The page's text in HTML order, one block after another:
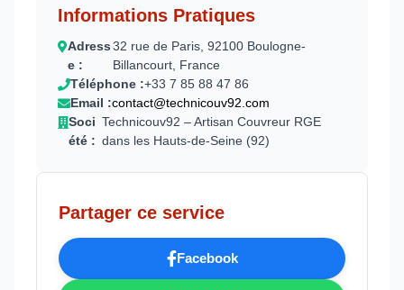
Informations Pratiques
Adress
e :
32 rue de Paris, 92100 Boulogne-
Billancourt, France
Téléphone :+33 7 85 88 47 86
Email :contact@technicouv92.com
Soci
été :
Technicouv92 – Artisan Couvreur RGE
dans les Hauts-de-Seine (92)
Partager ce service
Facebook